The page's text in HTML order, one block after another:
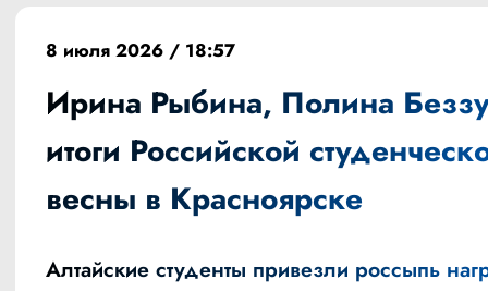
8 июля 2026 / 18:57
Ирина Рыбина, Полина
итоги Российской
весны в Красноярске
Алтайские студенты привезли россыпь